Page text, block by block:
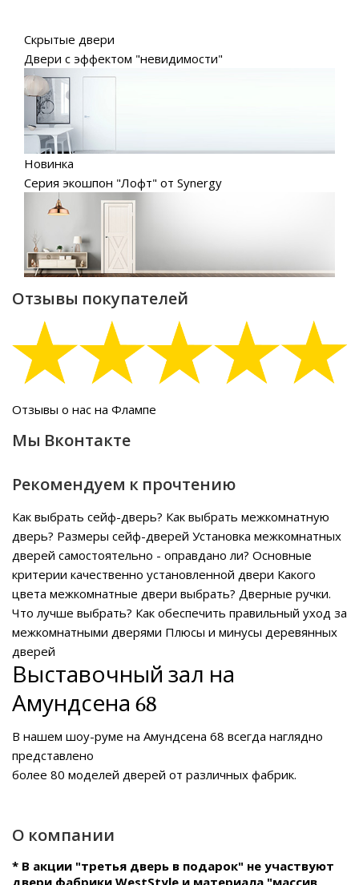
Скрытые двери
Двери с эффектом "невидимости"
Новинка
Серия экошпон "Лофт" от Synergy
Отзывы покупателей
Отзывы о нас на Флампе
Мы Вконтакте
Рекомендуем к прочтению
Как выбрать сейф-дверь? Как выбрать межкомнатную
дверь? Размеры сейф-дверей Установка межкомнатных
дверей самостоятельно - оправдано ли? Основные
критерии качественно установленной двери Какого
цвета межкомнатные двери выбрать? Дверные ручки.
Что лучше выбрать? Как обеспечить правильный уход за
межкомнатными дверями Плюсы и минусы деревянных
дверей
Выставочный зал на
Амундсена 68
В нашем шоу-руме на Амундсена 68 всегда наглядно
представлено
более 80 моделей дверей от различных фабрик.
О компании
* В акции "третья дверь в подарок" не участвуют
двери фабрики WestStyle и материала "массив